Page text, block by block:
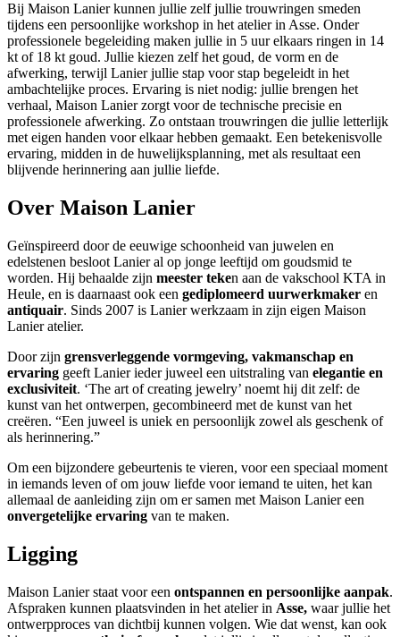
Bij Maison Lanier kunnen jullie zelf jullie trouwringen smeden
tijdens een persoonlijke workshop in het atelier in Asse. Onder
professionele begeleiding maken jullie in 5 uur elkaars ringen in 14
kt of 18 kt goud. Jullie kiezen zelf het goud, de vorm en de
afwerking, terwijl Lanier jullie stap voor stap begeleidt in het
ambachtelijke proces. Ervaring is niet nodig: jullie brengen het
verhaal, Maison Lanier zorgt voor de technische precisie en
professionele afwerking. Zo ontstaan trouwringen die jullie letterlijk
met eigen handen voor elkaar hebben gemaakt. Een betekenisvolle
ervaring, midden in de huwelijksplanning, met als resultaat een
blijvende herinnering aan jullie liefde.
Over Maison Lanier
Geïnspireerd door de eeuwige schoonheid van juwelen en
edelstenen besloot Lanier al op jonge leeftijd om goudsmid te
worden. Hij behaalde zijn meester teken aan de vakschool KTA in
Heule, en is daarnaast ook een gediplomeerd uurwerkmaker en
antiquair. Sinds 2007 is Lanier werkzaam in zijn eigen Maison
Lanier atelier.
Door zijn grensverleggende vormgeving, vakmanschap en
ervaring geeft Lanier ieder juweel een uitstraling van elegantie en
exclusiviteit. ‘The art of creating jewelry’ noemt hij dit zelf: de
kunst van het ontwerpen, gecombineerd met de kunst van het
creëren. “Een juweel is uniek en persoonlijk zowel als geschenk of
als herinnering.”
Om een bijzondere gebeurtenis te vieren, voor een speciaal moment
in iemands leven of om jouw liefde voor iemand te uiten, het kan
allemaal de aanleiding zijn om er samen met Maison Lanier een
onvergetelijke ervaring van te maken.
Ligging
Maison Lanier staat voor een ontspannen en persoonlijke aanpak.
Afspraken kunnen plaatsvinden in het atelier in Asse, waar jullie het
ontwerpproces van dichtbij kunnen volgen. Wie dat wenst, kan ook